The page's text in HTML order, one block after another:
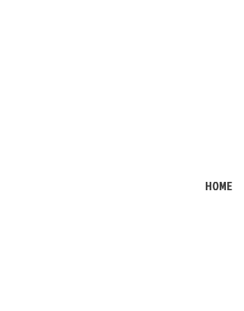
HOME